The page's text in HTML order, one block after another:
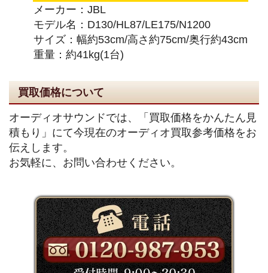
メーカー：JBL
モデル名：D130/HL87/LE175/N1200
サイズ：幅約53cm/高さ約75cm/奥行約43cm
重量：約41kg(1台)
買取価格について
オーディオサウンドでは、「買取価格をかんたん見
積もり」にて今現在のオーディオ買取参考価格をお
伝えします。
お気軽に、お問い合わせください。